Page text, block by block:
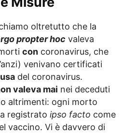
oltretutto che la
propter hoc valeva
con coronavirus, che
venivano certificati
del coronavirus.
valeva mai nei deceduti
altrimenti: ogni morto
registrato ipso facto come
vaccino. Vi è davvero di